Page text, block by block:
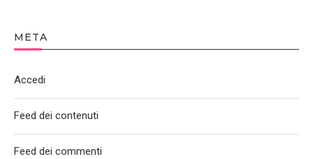
META
Accedi
Feed dei contenuti
Feed dei commenti